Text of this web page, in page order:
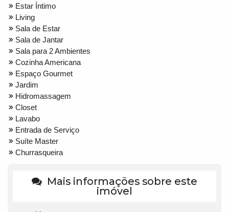
Estar Íntimo
Living
Sala de Estar
Sala de Jantar
Sala para 2 Ambientes
Cozinha Americana
Espaço Gourmet
Jardim
Hidromassagem
Closet
Lavabo
Entrada de Serviço
Suíte Master
Churrasqueira
Mais informações sobre este
imóvel